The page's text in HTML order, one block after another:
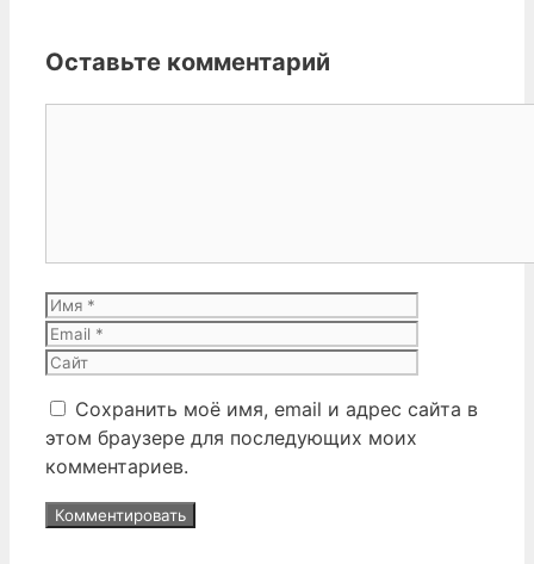
Оставьте комментарий
Имя
Сохранить моё имя, email и адрес сайта в
этом браузере для последующих моих
комментариев.